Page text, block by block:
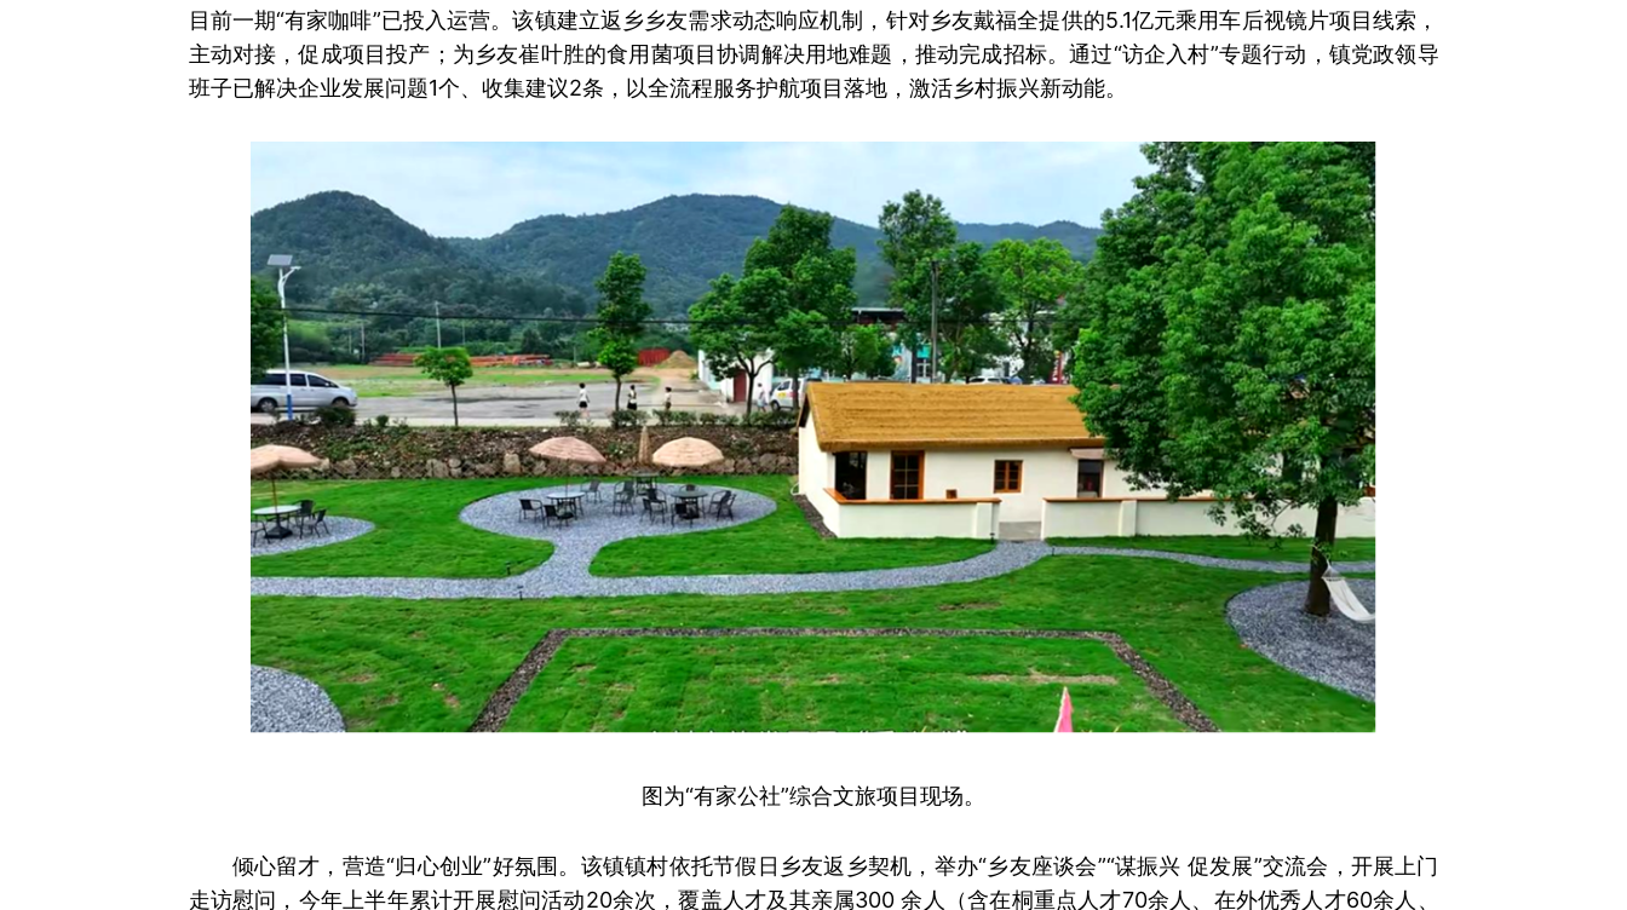
目前一期“有家咖啡”已投入运营。该镇建立返乡乡友需求动态响应机制，针对乡友戴福全提供的5.1亿元乘用车后视镜片项目线索，
主动对接，促成项目投产；为乡友崔叶胜的食用菌项目协调解决用地难题，推动完成招标。通过“访企入村”专题行动，镇党政领导
班子已解决企业发展问题1个、收集建议2条，以全流程服务护航项目落地，激活乡村振兴新动能。
图为“有家公社”综合文旅项目现场。
倾心留才，营造“归心创业”好氛围。该镇镇村依托节假日乡友返乡契机，举办“乡友座谈会”“谋振兴 促发展”交流会，开展上门
走访慰问，今年上半年累计开展慰问活动20余次，覆盖人才及其亲属300 余人（含在桐重点人才70余人、在外优秀人才60余人、